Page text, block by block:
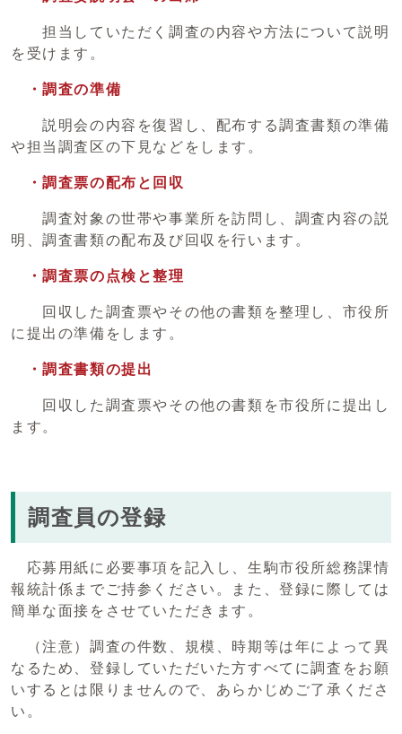
担当していただく調査の内容や方法について説明
を受けます。
・調査の準備
説明会の内容を復習し、配布する調査書類の準備
や担当調査区の下見などをします。
・調査票の配布と回収
調査対象の世帯や事業所を訪問し、調査内容の説
明、調査書類の配布及び回収を行います。
・調査票の点検と整理
回収した調査票やその他の書類を整理し、市役所
に提出の準備をします。
・調査書類の提出
回収した調査票やその他の書類を市役所に提出し
ます。
調査員の登録
応募用紙に必要事項を記入し、生駒市役所総務課情
報統計係までご持参ください。また、登録に際しては
簡単な面接をさせていただきます。
（注意）調査の件数、規模、時期等は年によって異
なるため、登録していただいた方すべてに調査をお願
いするとは限りませんので、あらかじめご了承くださ
い。